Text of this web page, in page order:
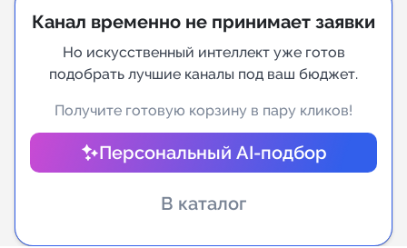
Аналитика MAX каналов
New
Индивидуальное сопровождение
Аналитика Telegram
Канал временно не принимает заявки
Но искусственный интеллект уже готов
подобрать лучшие каналы под ваш бюджет.
Получите готовую корзину в пару кликов!
Персональный AI-подбор
В каталог